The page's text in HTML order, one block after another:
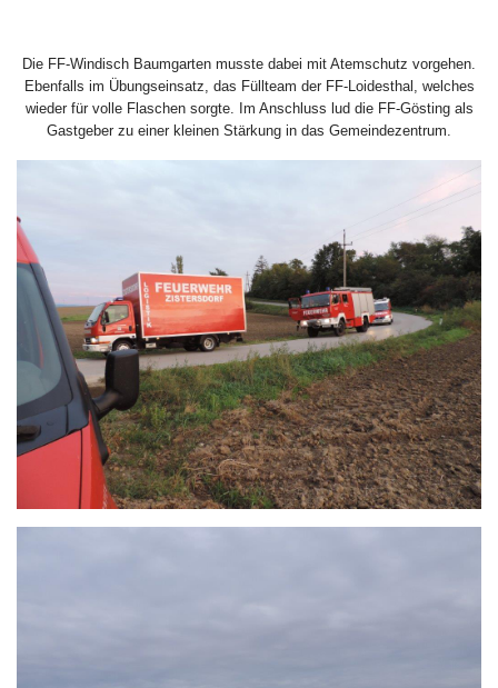
Die FF-Windisch Baumgarten musste dabei mit Atemschutz vorgehen.
Ebenfalls im Übungseinsatz, das Füllteam der FF-Loidesthal, welches
wieder für volle Flaschen sorgte. Im Anschluss lud die FF-Gösting als
Gastgeber zu einer kleinen Stärkung in das Gemeindezentrum.